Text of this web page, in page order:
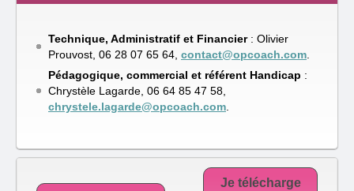
Technique, Administratif et Financier: Olivier
Prouvost, 06 28 07 65 64, contact@opcoach.com
Pédagogique, commercial et référent Handicap :
Chrystèle Lagarde, ‭06 64 85 47 58‬,
chrystele.lagarde@opcoach.com
Je télécharge